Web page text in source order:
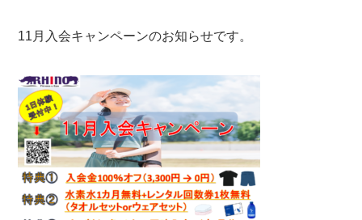
11月入会キャンペーンのお知らせです。